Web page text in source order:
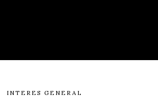
INTERES GENERAL